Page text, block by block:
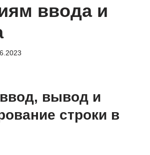
ввода и
вывод и
строки в